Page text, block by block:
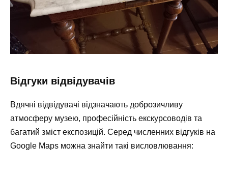
Відгуки відвідувачів
Вдячні відвідувачі відзначають доброзичливу
атмосферу музею, професійність екскурсоводів та
багатий зміст експозицій. Серед численних відгуків на
Google Maps можна знайти такі висловлювання: